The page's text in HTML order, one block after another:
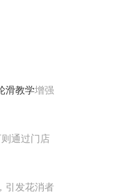
滑教学增强
通过门店
引发花消者